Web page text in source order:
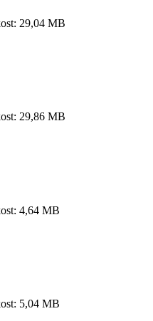
29,04 MB
29,86 MB
4,64 MB
5,04 MB